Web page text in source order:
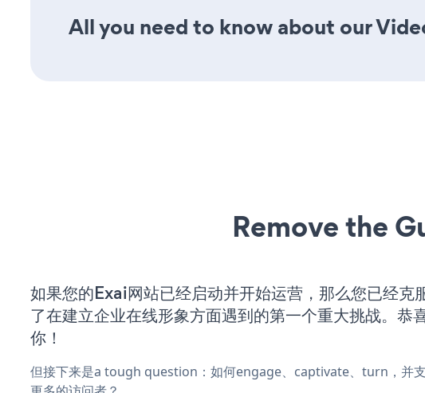
All you need to know about our
Remove the
如果您的Exai网站已经启动并开始运营，那么您已经克
了在建立企业在线形象方面遇到的第一个重大挑战。恭
你！
但接下来是a tough question：如何engage、captivate、turn，并